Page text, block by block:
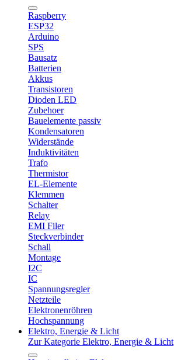
Raspberry
ESP32
Arduino
SPS
Bausatz
Batterien
Akkus
Transistoren
Dioden LED
Zubehoer
Bauelemente passiv
Kondensatoren
Widerstände
Induktivitäten
Trafo
Thermistor
EL-Elemente
Klemmen
Schalter
Relay
EMI Filer
Steckverbinder
Schall
Montage
I2C
IC
Spannungsregler
Netzteile
Elektronenröhren
Hochspannung
Elektro, Energie & Licht
Zur Kategorie Elektro, Energie & Licht